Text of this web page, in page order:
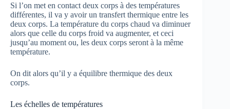
Si l’on met en contact deux corps à des températures
différentes, il va y avoir un transfert thermique entre les
deux corps. La température du corps chaud va diminuer
alors que celle du corps froid va augmenter, et ceci
jusqu’au moment ou, les deux corps seront à la même
température.
On dit alors qu’il y a équilibre thermique des deux
corps.
Les échelles de températures